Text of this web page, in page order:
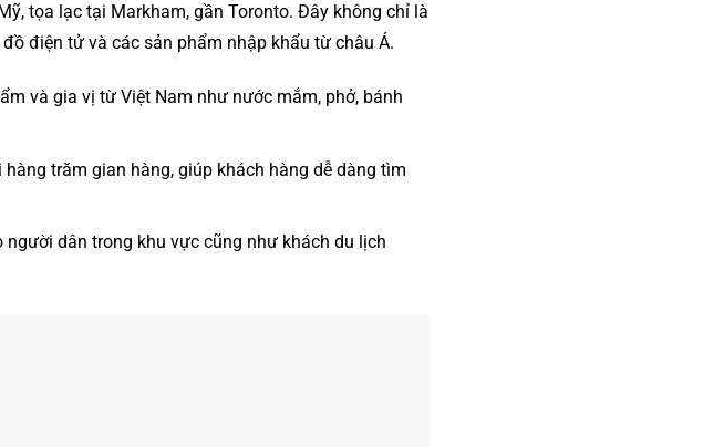
tọa lạc tại Markham, gần Toronto. Đây không chỉ là
điện tử và các sản phẩm nhập khẩu từ châu Á.
và gia vị từ Việt Nam như nước mắm, phở, bánh
trăm gian hàng, giúp khách hàng dễ dàng tìm
dân trong khu vực cũng như khách du lịch